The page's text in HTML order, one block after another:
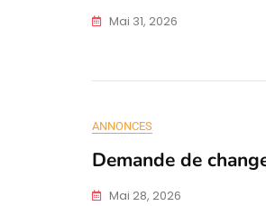
Mai 31, 2026
ANNONCES
Demande de
Mai 28, 2026